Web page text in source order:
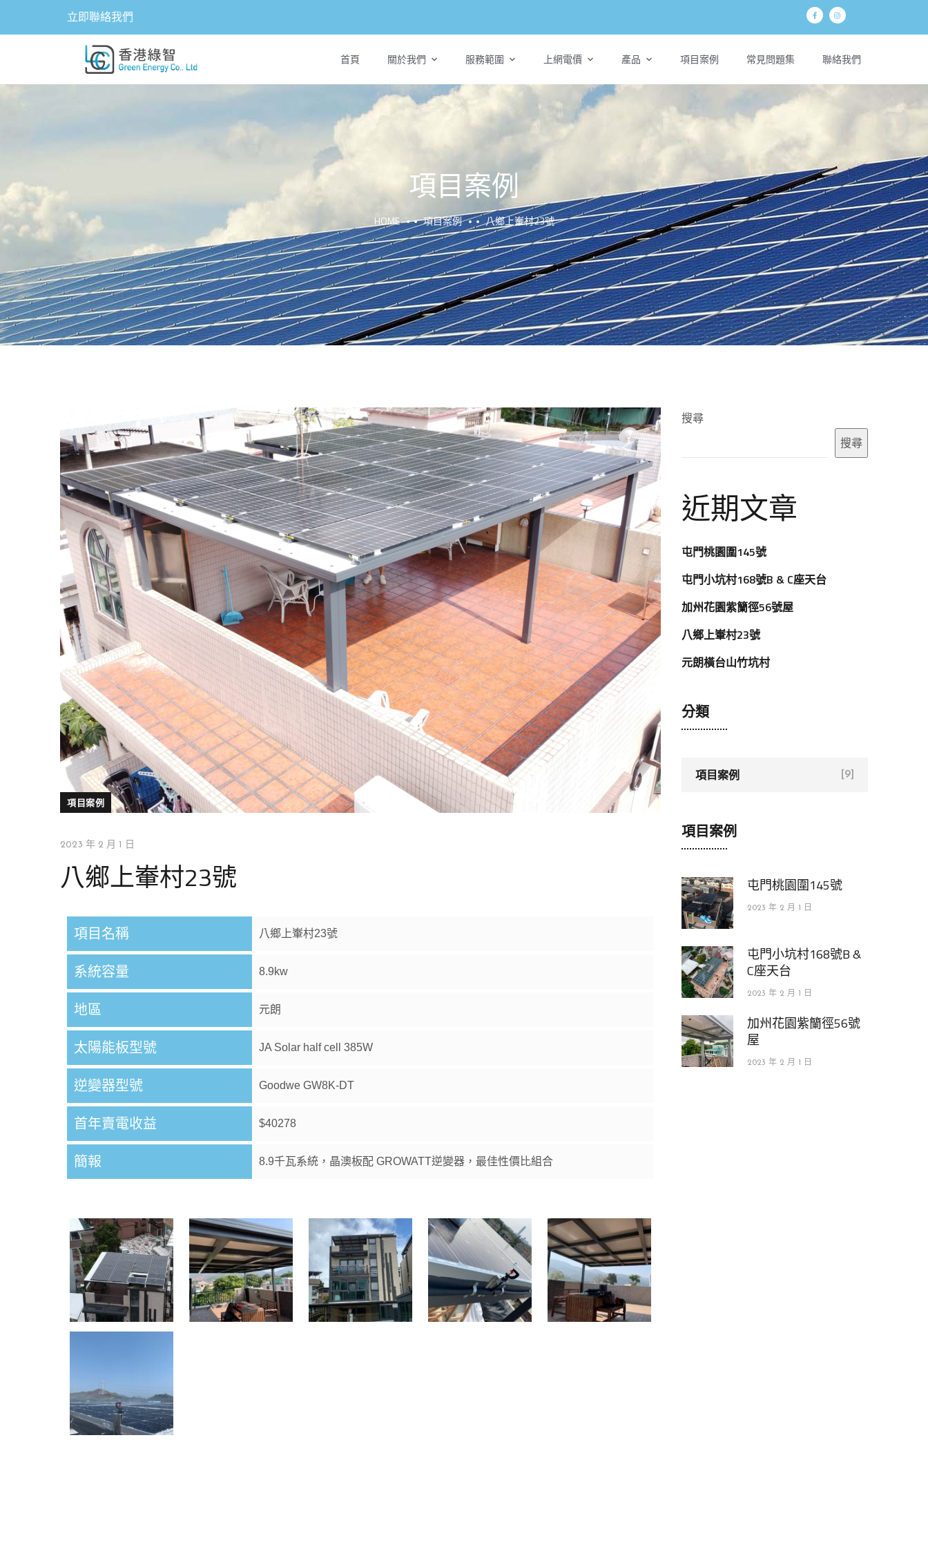
立即聯絡我們
首頁 關於我們 服務範圍 上網電價 產品 項目案例 常見問題集 聯絡我們
項目案例
HOME 項目案例 八鄉上輋村23號
項目案例
2023 年 2 月 1 日
八鄉上輋村23號
項目名稱 八鄉上輋村23號
系統容量 8.9kw
地區 元朗
太陽能板型號 JA Solar half cell 385W
逆變器型號 Goodwe GW8K-DT
首年賣電收益 $40278
簡報 8.9千瓦系統，晶澳板配 GROWATT逆變器，最佳性價比組合
搜尋
搜尋
近期文章
屯門桃園圍145號
屯門小坑村168號B & C座天台
加州花園紫籣徑56號屋
八鄉上輋村23號
元朗橫台山竹坑村
分類
項目案例 [9]
項目案例
屯門桃園圍145號
2023 年 2 月 1 日
屯門小坑村168號B &
C座天台
2023 年 2 月 1 日
加州花園紫籣徑56號
屋
2023 年 2 月 1 日